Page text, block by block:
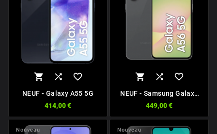
  
NEUF - Galaxy A55 5G
414,00 €
  
NEUF - Samsung Galaxy
449,00 €
Nouveau Nouveau